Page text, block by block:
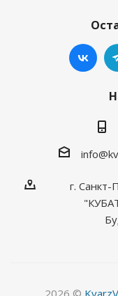
г. Санкт-
2026 ©